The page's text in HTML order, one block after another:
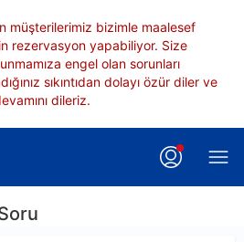
müşterilerimiz bizimle maalesef
rezervasyon yapabiliyor. Size
engel olan sorunları
sıkıntıdan dolayı özür diler ve
dileriz.